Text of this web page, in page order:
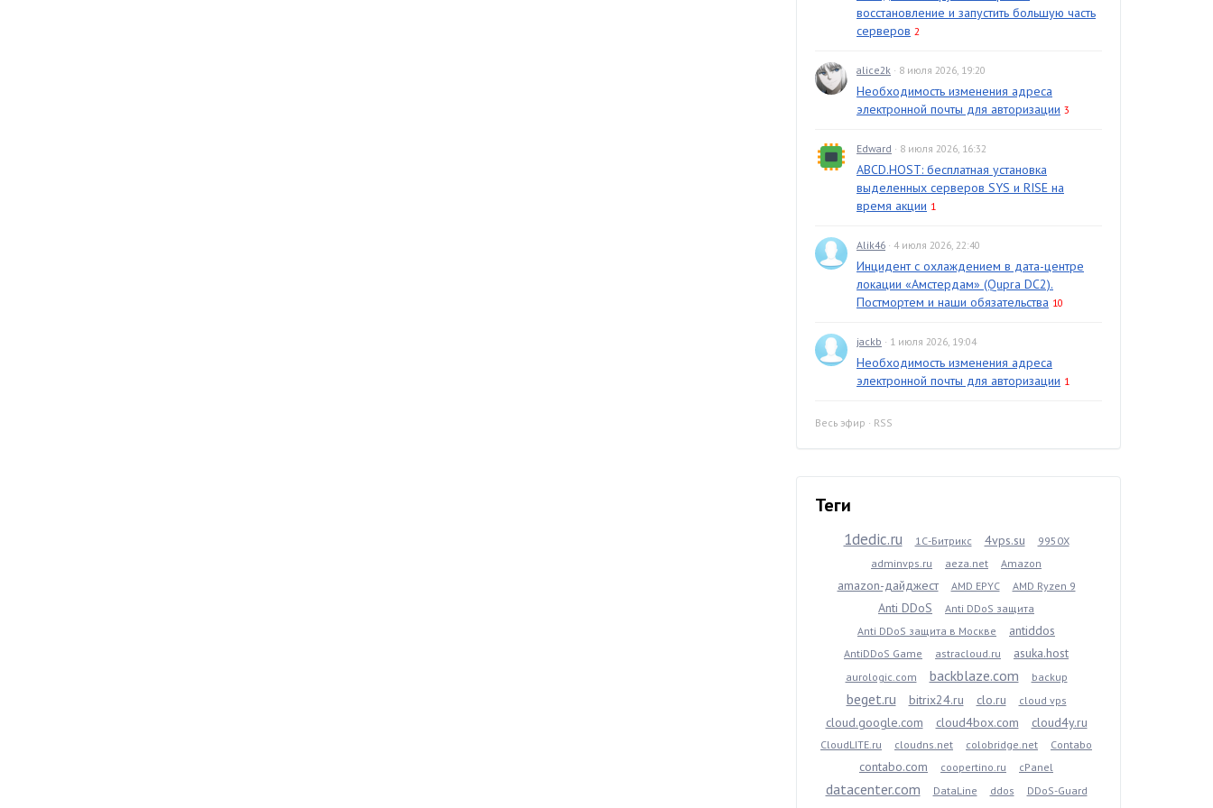
восстановление и запустить большую часть
серверов 2
alice2k · 8 июля 2026, 19:20
Необходимость изменения адреса
электронной почты для авторизации 3
Edward · 8 июля 2026, 16:32
ABCD.HOST: бесплатная установка
выделенных серверов SYS и RISE на
время акции 1
Alik46 · 4 июля 2026, 22:40
Инцидент с охлаждением в дата-центре
локации «Амстердам» (Qupra DC2).
Постмортем и наши обязательства 10
jackb · 1 июля 2026, 19:04
Необходимость изменения адреса
электронной почты для авторизации 1
Весь эфир · RSS
Теги
1dedic.ru 1С-Битрикс 4vps.su
9950X
adminvps.ru
aeza.net Amazon
amazon-дайджест AMD EPYC AMD Ryzen 9
Anti DDoS
Anti DDoS защита
Anti DDoS защита в Москве
antiddos
AntiDDoS Game astracloud.ru asuka.host
aurologic.com backblaze.com backup
beget.ru bitrix24.ru clo.ru cloud vps
cloud.google.com cloud4box.com cloud4y.ru
CloudLITE.ru cloudns.net colobridge.net Contabo
contabo.com coopertino.ru cPanel
datacenter.com DataLine ddos DDoS-Guard